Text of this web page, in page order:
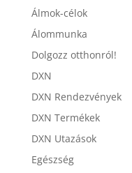
Álmok-célok
Álommunka
Dolgozz otthonról!
DXN
DXN Rendezvények
DXN Termékek
DXN Utazások
Egészség